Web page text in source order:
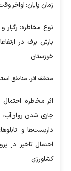
زمان پایان: اواخر وقت
نوع مخاطره: رگبار
بارش برف در
خوزستان
منطقه اثر: مناطق
اثر مخاطره: احتمال
جاری شدن روان‌آب،
داربست‌ها و
احتمال تاخیر در
کشاورزی